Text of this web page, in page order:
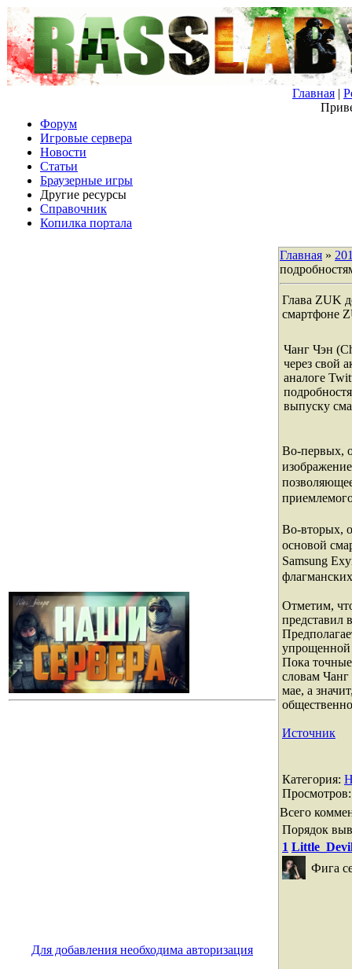
Главная |
Форум
Игровые сервера
Новости
Статьи
Браузерные игры
Другие ресурсы
Справочник
Копилка портала
Для добавления необходима авторизация
Главная »
Глава ZUK
смартфоне
Чанг Чэн
через свой
аналоге
выпуску
Во-первых,
Во-вторых,
основой
Samsung
Отметим,
представил
упрощенной
Пока
словам Чанг
мае, а
Источник
Категория:
Просмотров
Всего
Порядок
1
Фига